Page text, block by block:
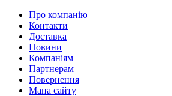
Про компанію
Контакти
Доставка
Новини
Компаніям
Партнерам
Повернення
Мапа сайту